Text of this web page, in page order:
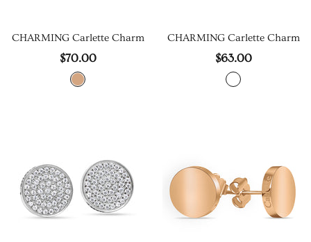
CHARMING Carlette Charm
$70.00
CHARMING Carlette Charm
$63.00